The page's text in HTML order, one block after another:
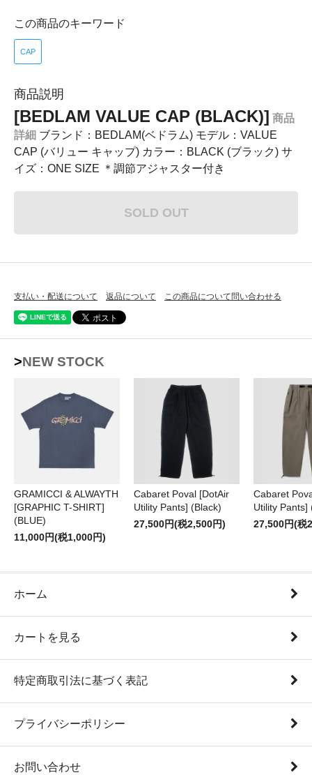
この商品のキーワード
CAP
商品説明
[BEDLAM VALUE CAP (BLACK)] 商品
詳細 ブランド：BEDLAM(ベドラム) モデル：VALUE
CAP (バリュー キャップ) カラー：BLACK (ブラック) サ
イズ：ONE SIZE ＊調節アジャスター付き
SOLD OUT
支払い・配送について 返品について この商品について問い合わせる
>NEW STOCK
GRAMICCI & ALWAYTH
[GRAPHIC T-SHIRT]
(BLUE)
11,000円(税1,000円)
Cabaret Poval [DotAir
Utility Pants] (Black)
27,500円(税2,500円)
Cabaret
Utility Pants]
27,500円(税
ホーム
カートを見る
特定商取引法に基づく表記
プライバシーポリシー
お問い合わせ